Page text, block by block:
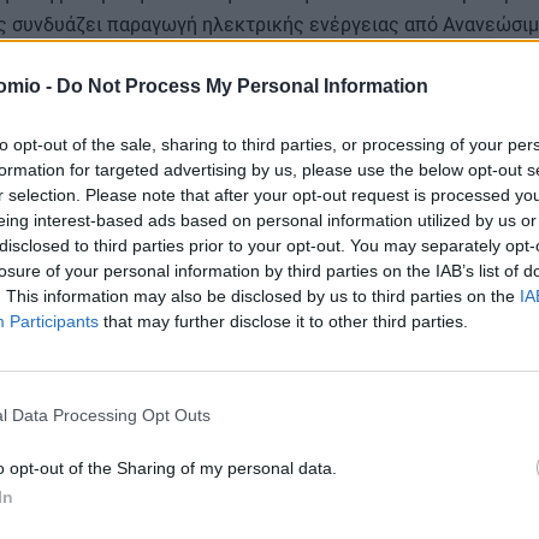
- Do Not Process My Personal Information
opt-out of the sale, sharing to third parties, or processing of your
for targeted advertising by us, please use the below opt-out
selection. Please note that after your opt-out request is processed
interest-based ads based on personal information utilized by us
to third parties prior to your opt-out. You may separately
of your personal information by third parties on the IAB’s list of
This information may also be disclosed by us to third parties on the
Participants that may further disclose it to other third parties.
Data Processing Opt Outs
opt-out of the Sharing of my personal data.
συνδυάζει παραγωγή ηλεκτρικής ενέργειας από
και θερμικής ενέργειας, καλύπτοντας το
νησιού από καθαρές μορφές ενέργειας.
ανεμογεννήτρια, φωτοβολταϊκό σταθμό,
, ενώ το έργο περιλαμβάνει και σύστημα
σε δεξαμενές νερού, δημιουργώντας ένα
αξιοποίηση των ΑΠΕ. Το έργο υλοποιήθηκε από το
Ευστρατίου, μέσω χρηματοδότησης του ΕΣΠΑ.
σε έκταση τον φονικό καύσωνα του 2003